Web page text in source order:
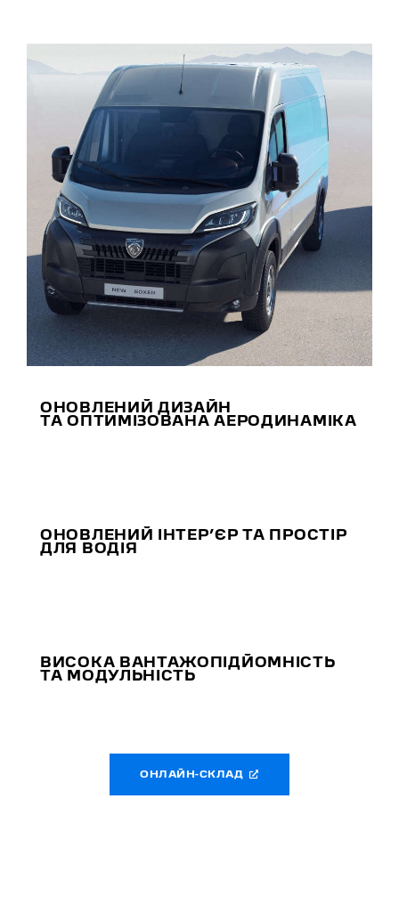
ОНОВЛЕНИЙ ДИЗАЙН
ТА ОПТИМІЗОВАНА АЕРОДИНАМІКА
ОНОВЛЕНИЙ ІНТЕР’ЄР ТА ПРОСТІР
ДЛЯ ВОДІЯ
ВИСОКА ВАНТАЖОПІДЙОМНІСТЬ
ТА МОДУЛЬНІСТЬ
ОНЛАЙН-СКЛАД